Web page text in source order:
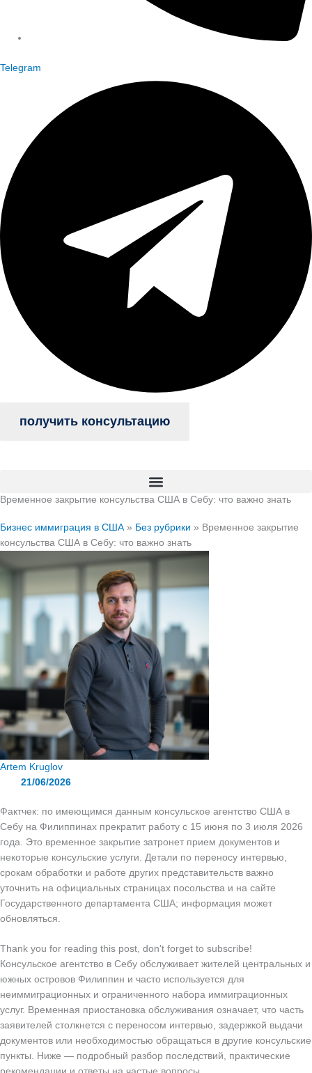
Telegram
получить консультацию
Временное закрытие консульства США в Себу: что важно знать
Бизнес иммиграция в США» Без рубрики » Временное закрытие
консульства США в Себу: что важно знать
Artem Kruglov
21/06/2026
Фактчек: по имеющимся данным консульское агентство США в
Себу на Филиппинах прекратит работу с 15 июня по 3 июля 2026
года. Это временное закрытие затронет прием документов и
некоторые консульские услуги. Детали по переносу интервью,
срокам обработки и работе других представительств важно
уточнить на официальных страницах посольства и на сайте
Государственного департамента США; информация может
обновляться.
Thank you for reading this post, don't forget to subscribe!
Консульское агентство в Себу обслуживает жителей центральных и
южных островов Филиппин и часто используется для
неиммиграционных и ограниченного набора иммиграционных
услуг. Временная приостановка обслуживания означает, что часть
заявителей столкнется с переносом интервью, задержкой выдачи
документов или необходимостью обращаться в другие консульские
пункты. Ниже — подробный разбор последствий, практические